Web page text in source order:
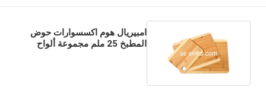
امبيريال هوم اكسسوارات حوض
المطبخ 25 ملم مجموعة ألواح